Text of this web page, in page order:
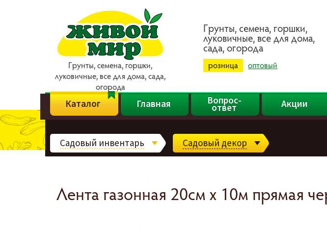
Гpyнты, ceмeнa, гopшки,
лyкoвичныe, вce для дoмa, caдa,
oгopoдa
Гpyнты, ceмeнa, гopшки,
лyкoвичныe, вce для дoмa,
caдa, oгopoдa
розница оптовый
Каталог Главная Вопрос-
ответ Акции
Садовый инвентарь Садовый декор
Лента газонная 20см х 10м прямая